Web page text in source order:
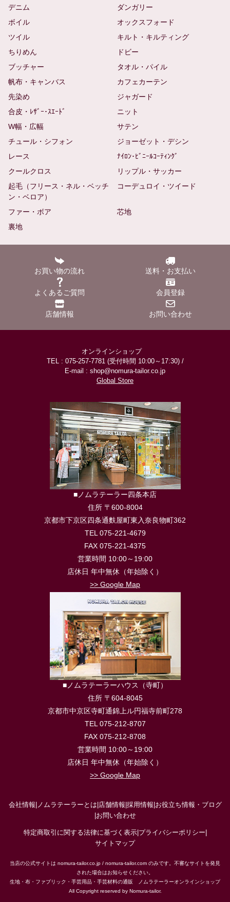
デニム
ダンガリー
ボイル
オックスフォード
ツイル
キルト・キルティング
ちりめん
ドビー
ブッチャー
タオル・パイル
帆布・キャンバス
カフェカーテン
先染め
ジャガード
合皮・ﾚｻﾞｰ･ｽｴｰﾄﾞ
ニット
W幅・広幅
サテン
チュール・シフォン
ジョーゼット・デシン
レース
ﾅｲﾛﾝ･ﾋﾞﾆｰﾙｺｰﾃｨﾝｸﾞ
クールクロス
リップル・サッカー
起毛（フリース・ネル・ベッチ
ン・ベロア）
コーデュロイ・ツイード
ファー・ボア
芯地
裏地
お買い物の流れ 送料・お支払い
よくあるご質問 会員登録
店舗情報 お問い合わせ
オンラインショップ
TEL : 075-257-7781 (受付時間 10:00～17:30) /
E-mail : shop@nomura-tailor.co.jp
Global Store
■ノムラテーラー四条本店
住所 〒600-8004
京都市下京区四条通麩屋町東入奈良物町362
TEL 075-221-4679
FAX 075-221-4375
営業時間 10:00～19:00
店休日 年中無休（年始除く）
>> Google Map
■ノムラテーラーハウス（寺町）
住所 〒604-8045
京都市中京区寺町通錦上ル円福寺前町278
TEL 075-212-8707
FAX 075-212-8708
営業時間 10:00～19:00
店休日 年中無休（年始除く）
>> Google Map
会社情報 ノムラテーラーとは 店舗情報 採用情報 お役立ち情報・ブログ
お問い合わせ
特定商取引に関する法律に基づく表示| プライバシーポリシー
サイトマップ
当店の公式サイトは nomura-tailor.co.jp / nomura-tailor.com のみです。不審なサイトを発見
された場合はお知らせください。
生地・布・ファブリック・手芸用品・手芸材料の通販 ノムラテーラーオンラインショップ
All Copyright reserved by Nomura-tailor.